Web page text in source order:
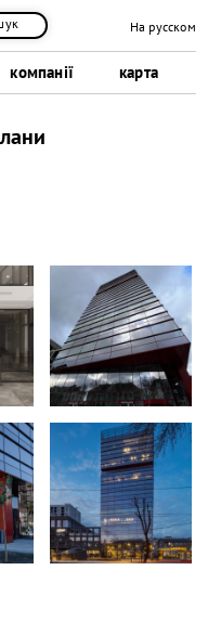
компанії карта
На русском